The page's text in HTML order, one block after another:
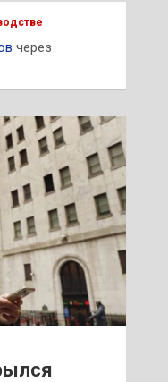
через